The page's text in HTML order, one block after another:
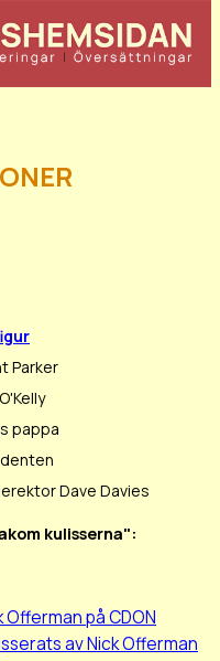
Parker
pappa
Dave Davies
kulisserna":
på CDON
av Nick Offerman